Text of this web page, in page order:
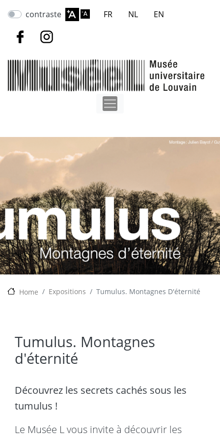
au
contraste FR NL EN
Home Expositions Tumulus. Montagnes D'éternité
Tumulus. Montagnes
d'éternité
Découvrez les secrets cachés sous les
tumulus !
Le Musée L vous invite à découvrir les